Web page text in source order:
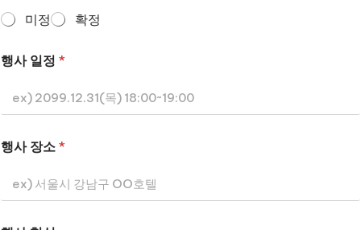
미정
확정
행사 일정 *
행사 장소 *